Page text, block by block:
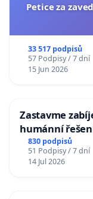
Petice za
33 517 podpisů
57 Podpisy / 7 dní
15 Jun 2026
Zastavme
humánní
830 podpisů
51 Podpisy / 7 dní
14 Jul 2026